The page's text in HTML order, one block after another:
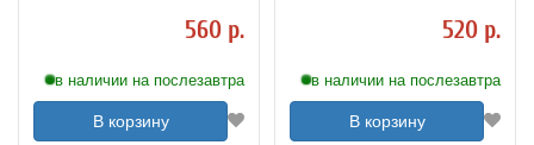
560 р.
в наличии на послезавтра
В корзину
520 р.
в наличии на послезавтра
В корзину